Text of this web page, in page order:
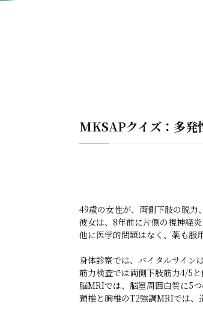
MKSAPクイズ：多発
49歳の女性が、両側下肢の脱力
彼女は、8年前に片側の視神経
他に医学的問題はなく、薬も服
身体診察では、バイタルサイン
筋力検査では両側下肢筋力4/5
脳MRIでは、脳室周囲白質に5
頸椎と胸椎のT2強調MRIでは、